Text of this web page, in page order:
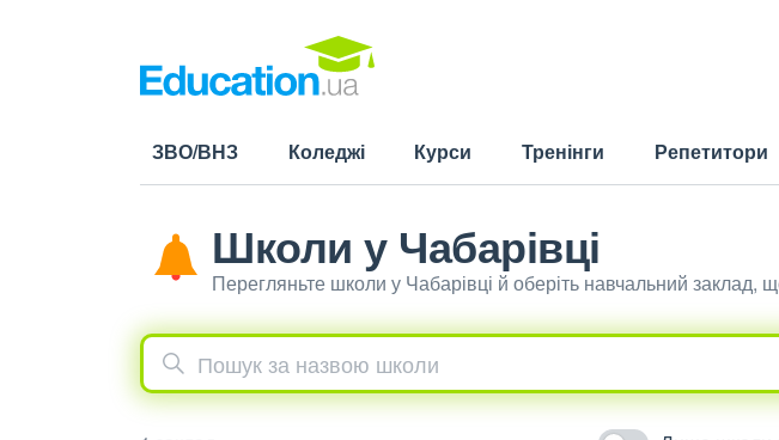
ЗВО/ВНЗ Коледжі Курси Тренінги Репетитори
Школи у Чабарівці
Перегляньте школи у Чабарівці й оберіть навчальний